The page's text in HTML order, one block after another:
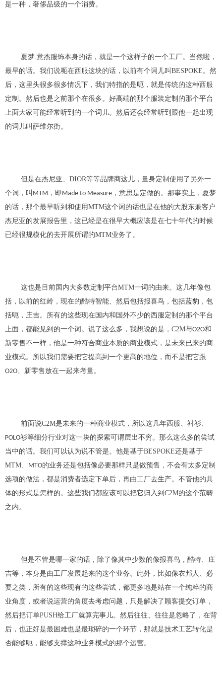
是一种，奢侈品级的一个消费。
夏梦.意杰服饰本身的话，就是一个这样子的一个工厂。 当然啦，
最早的话。我们说呃在西服这块的话，以前有个词儿叫 BESPOKE。然
后，这里头很多很多情况下，我们特指的是呃，就是传统的这种西服
定制。然后也是之前那个在很多。好高端的那个服装定制的那个平台
上面大家可能经常听到的一个词 儿。然后还会经常听到跟他一起出现
的词儿叫萨维尔街。
但是在杰尼亚、DIOR等等品牌商这儿，量身定制使用了另外一
个词，叫 MTM ，即Made to Measure ，意思是定做的。 那事实上，夏梦
的话，那个最早听到 和使用MTM这个词的话也是在他的大股东兼客户
杰尼亚 的发展报告里， 这已经是在很早大概应该是在七十年代的时候
已经很规模化的去开展所谓的MTM业务了 。
这也是目前国内大多数定制平台MTM一词的由来。 这几年像包
括，以前的红岭，现在的酷特智能、 然后包括报喜鸟，包括蓝豹，包
括呃，庄吉。所有的这些现在 国内和国外不少的西服定制 的那个平台
上面 ，都能见到的一个词 。 说了这么多，我想说的是，C2M与O2O和
新零售不一样，他是一种符合商业本质的商业模式，是未来已来的商
业模式。所以我们需要把它提高到一个更高的地位，而不是把它跟
O2O、新零售放在一起来考量。
前面说C2M是未来的一种商业模式，所以这几年西服、衬衫、
POLO衫等细分行业对这一块的探索可谓层出不穷。 那么这么多的尝试
当中的话。我们可以认为说不管是。他是基于BESPOKE还是基于
MTM、 MTO的业务还是包括像必要那样只是做预售， 不会有太多定制
选项的做法，都是消费者选定下单后， 再由工厂去生产。不管他的具
体的形式是怎样的。这些我们都应该可以把它归 入到 C2M的这个范畴
之内。
但是不管是哪一家的话 ，除了像其中少数的像报喜鸟， 酷特、庄
吉等， 本身是由工厂发展起来的这个业务。此外， 比如像衣邦 人 、 必
要之类， 所有的这些现有的这些尝试 ， 都更多地是站在一个纯粹的商
业角度 ，或者说运营的角度去考虑问题， 只是解决了顾客提交订单，
然后把订单PUSH给工厂就算完事儿。 然后往往、 往往是忽略了 ，在背
后 ，也正好是最困难也是最琐碎的一个环节 ，那就是技术工艺转化是
否能够呃，能够支撑这种业务模式的那个运营。